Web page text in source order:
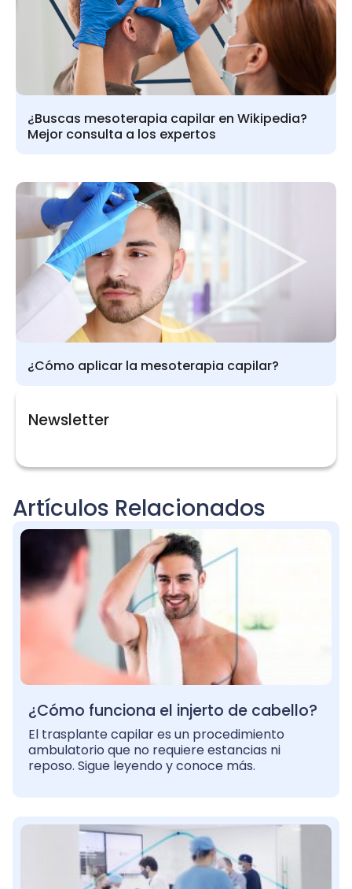
¿Buscas mesoterapia capilar en Wikipedia?
Mejor consulta a los expertos
¿Cómo aplicar la mesoterapia capilar?
Newsletter
Artículos Relacionados
¿Cómo funciona el injerto de cabello?
El trasplante capilar es un procedimiento
ambulatorio que no requiere estancias ni
reposo. Sigue leyendo y conoce más.